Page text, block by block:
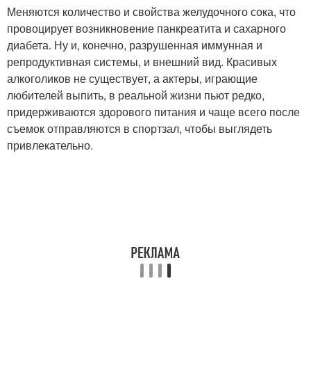
Меняются количество и свойства желудочного сока, что
провоцирует возникновение панкреатита и сахарного
диабета. Ну и, конечно, разрушенная иммунная и
репродуктивная системы, и внешний вид. Красивых
алкоголиков не существует, а актеры, играющие
любителей выпить, в реальной жизни пьют редко,
придерживаются здорового питания и чаще всего после
съемок отправляются в спортзал, чтобы выглядеть
привлекательно.